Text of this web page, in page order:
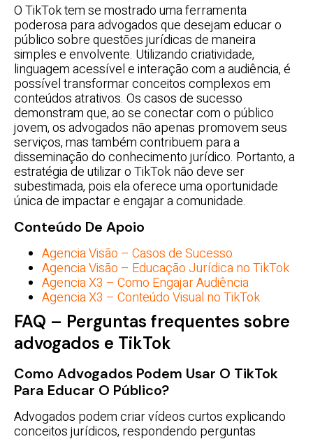
O TikTok tem se mostrado uma ferramenta
poderosa para advogados que desejam educar o
público sobre questões jurídicas de maneira
simples e envolvente. Utilizando criatividade,
linguagem acessível e interação com a audiência, é
possível transformar conceitos complexos em
conteúdos atrativos. Os casos de sucesso
demonstram que, ao se conectar com o público
jovem, os advogados não apenas promovem seus
serviços, mas também contribuem para a
disseminação do conhecimento jurídico. Portanto, a
estratégia de utilizar o TikTok não deve ser
subestimada, pois ela oferece uma oportunidade
única de impactar e engajar a comunidade.
Conteúdo De Apoio
Agencia Visão – Casos de Sucesso
Agencia Visão – Educação Jurídica no TikTok
Agencia X3 – Como Engajar Audiência
Agencia X3 – Conteúdo Visual no TikTok
FAQ – Perguntas frequentes sobre
advogados e TikTok
Como Advogados Podem Usar O TikTok
Para Educar O Público?
Advogados podem criar vídeos curtos explicando
conceitos jurídicos, respondendo perguntas